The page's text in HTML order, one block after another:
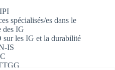
spécialisés/es dans le
des IG
les IG et la durabilité
IS